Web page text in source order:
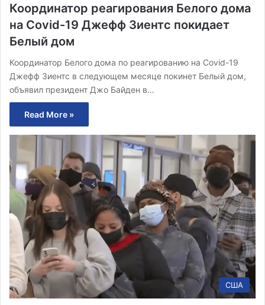
Координатор реагирования Белого дома
на Covid-19 Джефф Зиентс покидает
Белый дом
Координатор Белого дома по реагированию на Covid-19
Джефф Зиентс в следующем месяце покинет Белый дом,
объявил президент Джо Байден в…
Read More »
США